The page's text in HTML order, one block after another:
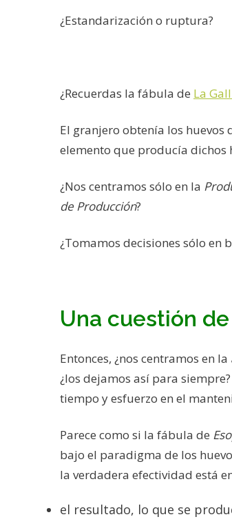
¿Estandarización o ruptura?
¿Recuerdas la fábula de La
El granjero obtenía los huevos
elemento que producía dichos
¿Nos centramos sólo en la
de Producción?
¿Tomamos decisiones sólo en
Una cuestión
Entonces, ¿nos centramos en la
¿los dejamos así para
tiempo y esfuerzo en el
Parece como si la fábula de
bajo el paradigma de los
la verdadera efectividad está
el resultado, lo que se